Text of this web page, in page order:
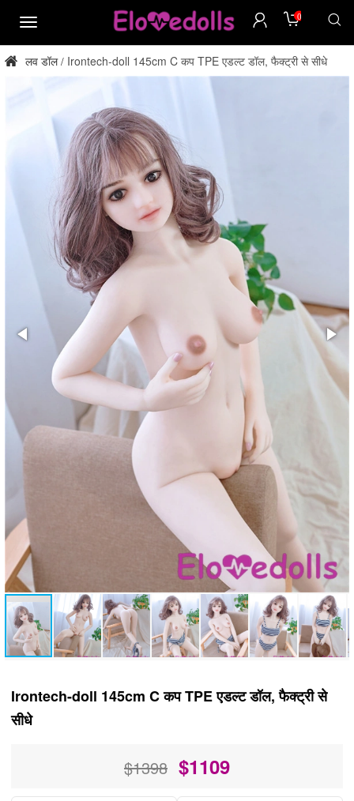
मेन्यू
0
लव डॉल / Irontech-doll 145cm C कप TPE एडल्ट डॉल, फैक्ट्री से सीधे
Irontech-doll 145cm C कप TPE एडल्ट डॉल, फैक्ट्री से
सीधे
$1398 $1109